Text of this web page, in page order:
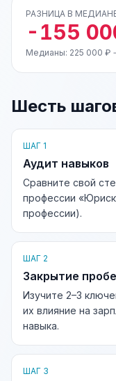
РАЗНИЦА В
-155
Медианы: 225 000 ₽
Шесть
ШАГ 1
Аудит навыков
Сравните свой
профессии
профессии).
ШАГ 2
Закрытие
Изучите 2–3
их влияние на
навыка.
ШАГ 3